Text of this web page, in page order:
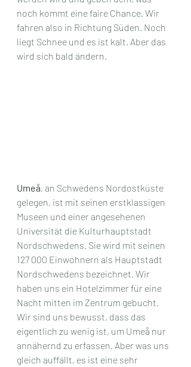
noch kommt eine faire Chance. Wir
fahren also in Richtung Süden. Noch
liegt Schnee und es ist kalt. Aber das
wird sich bald ändern.
Umeå, an Schwedens Nordostküste
gelegen, ist mit seinen erstklassigen
Museen und einer angesehenen
Universität die Kulturhauptstadt
Nordschwedens. Sie wird mit seinen
127 000 Einwohnern als Hauptstadt
Nordschwedens bezeichnet. Wir
haben uns ein Hotelzimmer für eine
Nacht mitten im Zentrum gebucht.
Wir sind uns bewusst, dass das
eigentlich zu wenig ist, um Umeå nur
annähernd zu erfassen. Aber was uns
gleich auffällt, es ist eine sehr